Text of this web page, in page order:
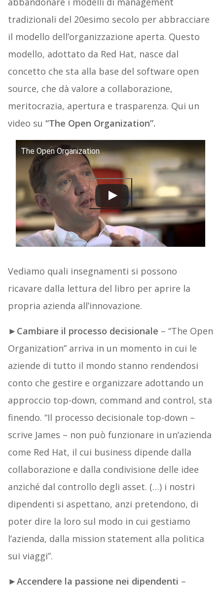
tradizionali del 20esimo secolo per abbracciare
il modello dell’organizzazione aperta. Questo
modello, adottato da Red Hat, nasce dal
concetto che sta alla base del software open
source, che dà valore a collaborazione,
meritocrazia, apertura e trasparenza. Qui un
video su “The Open Organization”.
The Open Organization
Vediamo quali insegnamenti si possono
ricavare dalla lettura del libro per aprire la
propria azienda all’innovazione.
► Cambiare il processo decisionale – “The Open
Organization” arriva in un momento in cui le
aziende di tutto il mondo stanno rendendosi
conto che gestire e organizzare adottando un
approccio top-down, command and control, sta
finendo. “Il processo decisionale top-down –
scrive James – non può funzionare in un’azienda
come Red Hat, il cui business dipende dalla
collaborazione e dalla condivisione delle idee
anziché dal controllo degli asset. (…) i nostri
dipendenti si aspettano, anzi pretendono, di
poter dire la loro sul modo in cui gestiamo
l’azienda, dalla mission statement alla politica
sui viaggi”.
►Accendere la passione nei dipendenti –